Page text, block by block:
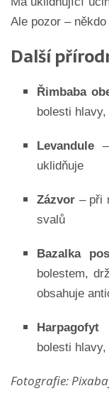
Ale pozor –
Další
Řimbaba
bolesti
Levandule
uklidňuje
Zázvor – při
svalů
Bazalka
bolestem,
obsahuje
bolesti
Fotografie: